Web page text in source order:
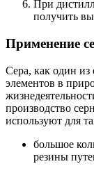
При
получить
Применение
Сера, как один
элементов в
производство
используют для
большое
резины